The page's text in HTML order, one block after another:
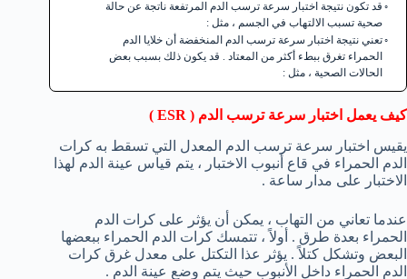
قد تكون نتيجة اختبار سرعة ترسب الدم المرتفعة ناتجة عن حالة
صحية تسبب الالتهاب في الجسم ، مثل :
تعني نتيجة اختبار سرعة ترسب الدم المنخفضة أن خلايا الدم
الحمراء تغرق ببطء أكثر من المعتاد . قد يكون ذلك بسبب بعض
الحالات الصحية ، مثل :
كيف يعمل اختبار سرعة ترسب الدم ( ESR
)
يقيس اختبار سرعة ترسب الدم المعدل التي تسقط به كرات
الدم الحمراء في قاع أنبوب الاختبار ، يتم قياس عينة الدم لهذا
الاختبار على مدار ساعة .
عندما تعاني من التهاب ، يمكن أن يؤثر على كرات الدم
الحمراء بعدة طرق . أولاً ، تتمسك كرات الدم الحمراء ببعضها
البعض وتشكل كتلاً . يؤثر عذا التكتل على معدل غرق كرات
الدم الحمراء داخل الأنبوب حيث يتم وضع عينة الدم .